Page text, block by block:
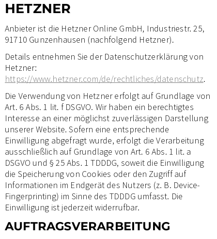
HETZNER
Anbieter ist die Hetzner Online GmbH, Industriestr. 25,
91710 Gunzenhausen (nachfolgend Hetzner).
Details entnehmen Sie der Datenschutzerklärung von
Hetzner:
https://www.hetzner.com/de/rechtliches/datenschutz.
Die Verwendung von Hetzner erfolgt auf Grundlage von
Art. 6 Abs. 1 lit. f DSGVO. Wir haben ein berechtigtes
Interesse an einer möglichst zuverlässigen Darstellung
unserer Website. Sofern eine entsprechende
Einwilligung abgefragt wurde, erfolgt die Verarbeitung
ausschließlich auf Grundlage von Art. 6 Abs. 1 lit. a
DSGVO und § 25 Abs. 1 TDDDG, soweit die Einwilligung
die Speicherung von Cookies oder den Zugriff auf
Informationen im Endgerät des Nutzers (z. B. Device-
Fingerprinting) im Sinne des TDDDG umfasst. Die
Einwilligung ist jederzeit widerrufbar.
AUFTRAGSVERARBEITUNG